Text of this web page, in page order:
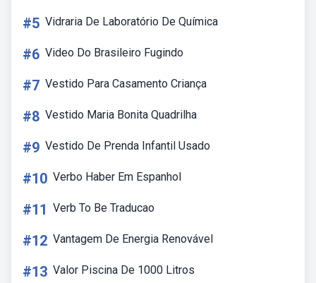
#5 Vidraria De Laboratório De Química
#6 Video Do Brasileiro Fugindo
#7 Vestido Para Casamento Criança
#8 Vestido Maria Bonita Quadrilha
#9 Vestido De Prenda Infantil Usado
#10 Verbo Haber Em Espanhol
#11 Verb To Be Traducao
#12 Vantagem De Energia Renovável
#13 Valor Piscina De 1000 Litros